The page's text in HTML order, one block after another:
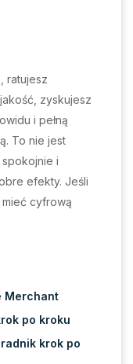
ratujesz
zyskujesz
i pełną
To nie jest
i
efekty. Jeśli
cyfrową
Merchant
po kroku
krok po